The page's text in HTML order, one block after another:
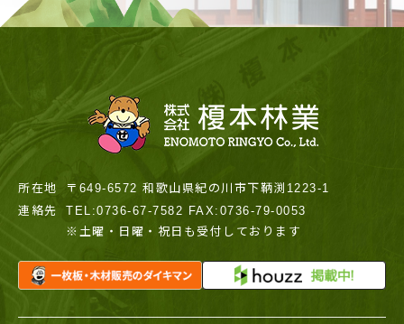
所在地
〒649-6572 和歌山県紀の川市下鞆渕1223-1
連絡先
TEL:0736-67-7582 FAX:0736-79-0053
※土曜・日曜・祝日も受付しております